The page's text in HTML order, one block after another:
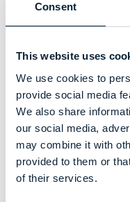
Consent
This website uses
We use cookies to
provide social media
We also share
our social media,
may combine it with
provided to them or
of their services.